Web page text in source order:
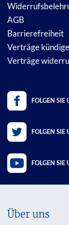
AGB
Barrierefreiheit
Verträge
Verträge
FOLGEN SIE
FOLGEN SIE
FOLGEN SIE
Über uns